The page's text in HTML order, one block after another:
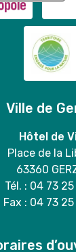
Ville de
Hôtel de
Place de la
63360
Tél. : 04 73
Fax : 04 73